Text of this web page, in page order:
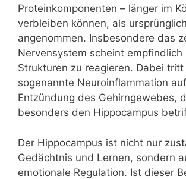
Proteinkomponenten – länger im
verbleiben können, als ursprünglich
angenommen. Insbesondere das
Nervensystem scheint empfindlich
Strukturen zu reagieren. Dabei
sogenannte Neuroinflammation
Entzündung des Gehirngewebes,
besonders den Hippocampus
Der Hippocampus ist nicht nur
Gedächtnis und Lernen, sondern
emotionale Regulation. Ist dieser